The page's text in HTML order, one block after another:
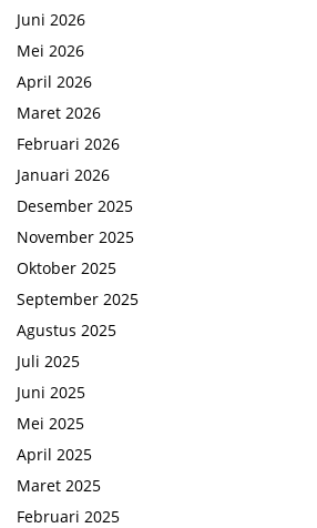
Juni 2026
Mei 2026
April 2026
Maret 2026
Februari 2026
Januari 2026
Desember 2025
November 2025
Oktober 2025
September 2025
Agustus 2025
Juli 2025
Juni 2025
Mei 2025
April 2025
Maret 2025
Februari 2025